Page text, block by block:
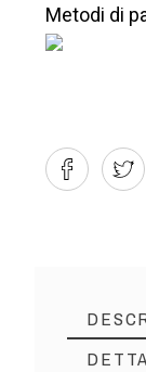
Metodi di